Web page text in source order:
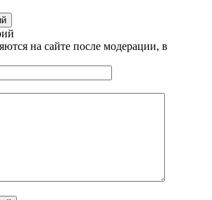
на сайте после модерации, в